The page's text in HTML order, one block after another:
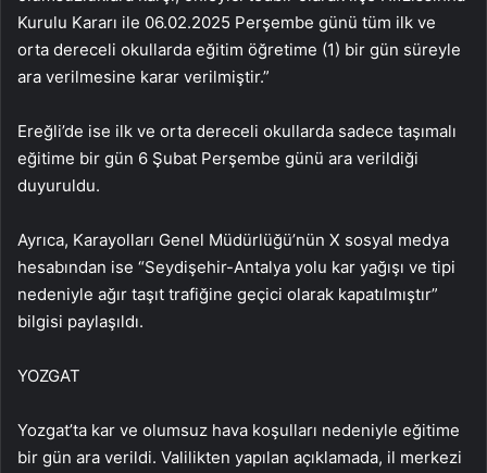
Kurulu Kararı ile 06.02.2025 Perşembe günü tüm ilk ve
orta dereceli okullarda eğitim öğretime (1) bir gün süreyle
ara verilmesine karar verilmiştir.”
Ereğli’de ise ilk ve orta dereceli okullarda sadece taşımalı
eğitime bir gün 6 Şubat Perşembe günü ara verildiği
duyuruldu.
Ayrıca, Karayolları Genel Müdürlüğü’nün X sosyal medya
hesabından ise “Seydişehir-Antalya yolu kar yağışı ve tipi
nedeniyle ağır taşıt trafiğine geçici olarak kapatılmıştır”
bilgisi paylaşıldı.
YOZGAT
Yozgat’ta kar ve olumsuz hava koşulları nedeniyle eğitime
bir gün ara verildi. Valilikten yapılan açıklamada, il merkezi